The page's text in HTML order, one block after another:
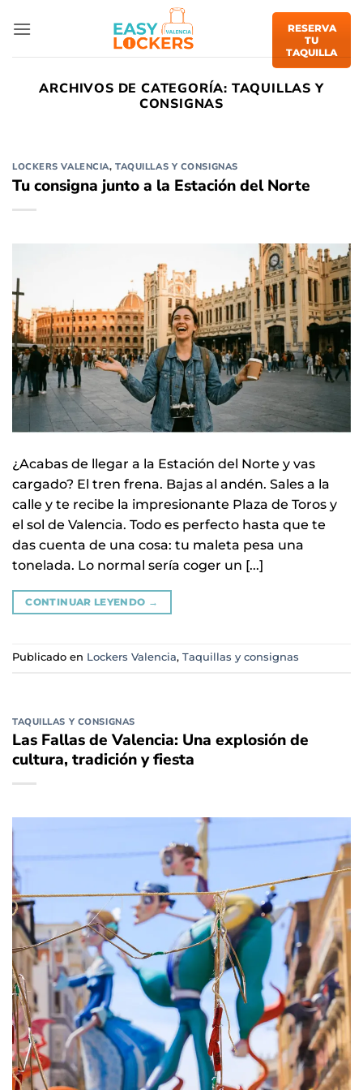
RESERVA
TU
TAQUILLA
ARCHIVOS DE CATEGORÍA: TAQUILLAS Y
CONSIGNAS
LOCKERS VALENCIA,TAQUILLAS Y CONSIGNAS
Tu consigna junto a la Estación del Norte
¿Acabas de llegar a la Estación del Norte y vas
cargado? El tren frena. Bajas al andén. Sales a la
calle y te recibe la impresionante Plaza de Toros y
el sol de Valencia. Todo es perfecto hasta que te
das cuenta de una cosa: tu maleta pesa una
tonelada. Lo normal sería coger un [...]
CONTINUAR LEYENDO →
Publicado en Lockers Valencia, Taquillas y consignas
TAQUILLAS Y CONSIGNAS
Las Fallas de Valencia: Una explosión de
cultura, tradición y fiesta